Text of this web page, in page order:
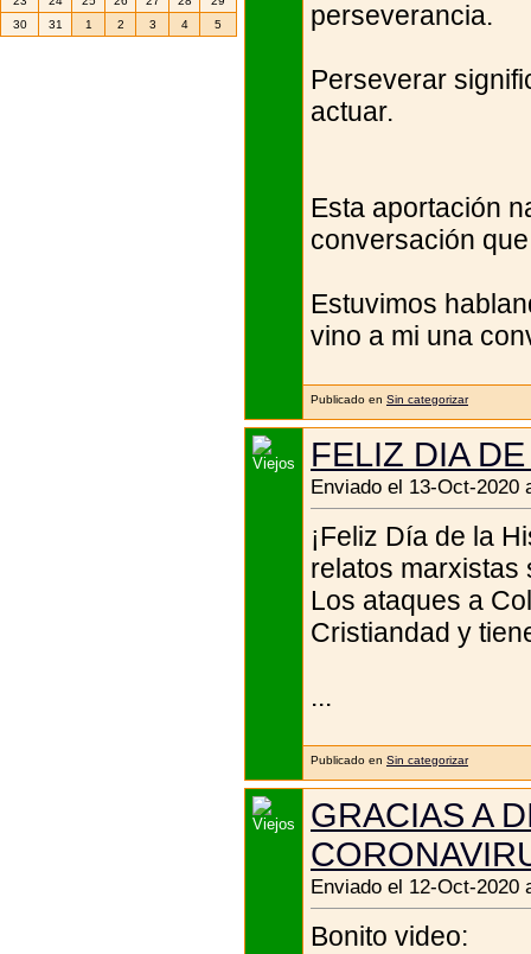
perseverancia.
Perseverar
actuar.
Esta aportación
conversación
Estuvimos
vino a mi una
Publicado en Sin categorizar
FELIZ DIA
Enviado el 13-Oct-2020
¡Feliz Día de la
relatos marxistas
Los ataques a
Cristiandad y
...
Publicado en Sin categorizar
GRACIAS A
Enviado el 12-Oct-2020
Bonito video:
30
31 1 2 3 4 5